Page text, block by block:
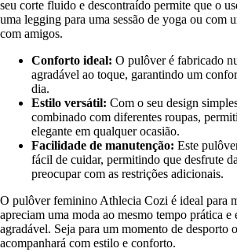
seu corte fluido e descontraído permite que o
uma legging para uma sessão de yoga ou com
com amigos.
Conforto ideal: O pulôver é fabricado
agradável ao toque, garantindo um
dia.
Estilo versátil: Com o seu design
combinado com diferentes roupas,
elegante em qualquer ocasião.
Facilidade de manutenção: Este
fácil de cuidar, permitindo que desfrute
preocupar com as restrições adicionais.
O pulôver feminino Athlecia Cozi é ideal para
apreciam uma moda ao mesmo tempo prática e
agradável. Seja para um momento de desporto
acompanhará com estilo e conforto.